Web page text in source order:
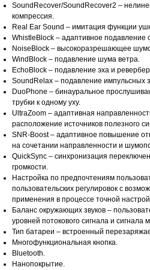
SoundRecover/SoundRecover2 –
компрессия.
Real Ear Sound – имитация функции
WhistleBlock – адаптивное подавление
NoiseBlock – высокоразрешающее
WindBlock – подавление шума ветра.
EchoBlock – подавление эха и
SoundRelax – подавление импульсных
DuoPhone – бинауральное
трубки к одному уху.
UltraZoom – адаптивная
расположение источников полезного
SNR-Boost – адаптивное повышение
на сочетании направленности и
QuickSync – синхронизация
громкости.
Настройка по предпочтениям
пользовательских регулировок с
применения в процессе точной
Баланс окружающих звуков –
уровней потокового сигнала и сигнала
Тип батареи – встроенный
Многофункциональная кнопка.
Bluetooth.
Нанопокрытие.